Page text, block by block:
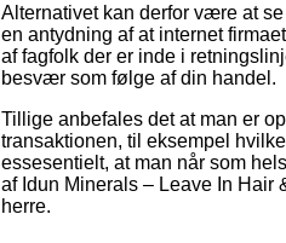
Alternativet kan derfor være at
en antydning af at internet
af fagfolk der er inde i
besvær som følge af din handel.
Tillige anbefales det at man er
transaktionen, til eksempel
essesentielt, at man når som
af Idun Minerals – Leave In Hair
herre.